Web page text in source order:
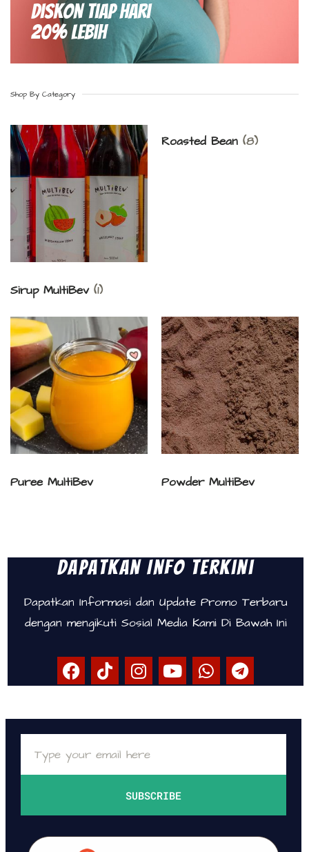
Diskon Tiap hari
20% Lebih
Shop By Category
Sirup MultiBev (1)
Roasted Bean (8)
Puree MultiBev Powder MultiBev
Dapatkan Info Terkini
Dapatkan Informasi dan Update Promo Terbaru
dengan mengikuti Sosial Media Kami Di Bawah Ini
SUBSCRIBE